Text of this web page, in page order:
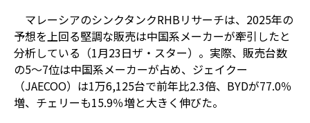
マレーシアのシンクタンクRHBリサーチは、2025年の
予想を上回る堅調な販売は中国系メーカーが牽引したと
分析している（1月23日ザ・スター）。実際、販売台数
の5～7位は中国系メーカーが占め、ジェイクー
（JAECOO）は1万6,125台で前年比2.3倍、BYDが77.0％
増、チェリーも15.9％増と大きく伸びた。